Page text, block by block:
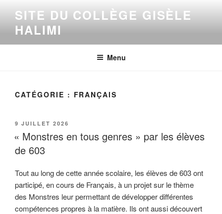
contenu
SITE DU COLLÈGE GISÈLE
HALIMI
Menu
CATÉGORIE : FRANÇAIS
PUBLIÉ
LE
9 JUILLET 2026
« Monstres en tous genres » par les élèves
de 603
Tout au long de cette année scolaire, les élèves de 603 ont
participé, en cours de Français, à un projet sur le thème
des Monstres leur permettant de développer différentes
compétences propres à la matière. Ils ont aussi découvert